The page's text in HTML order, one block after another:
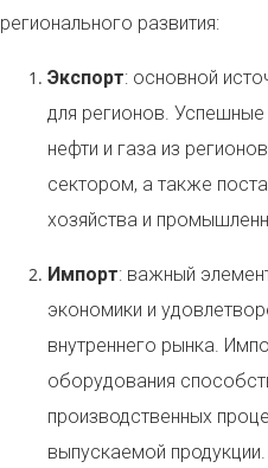
регионального развития:
Экспорт: основной
для регионов.
нефти и газа из
сектором, а также
хозяйства и
Импорт: важный
экономики и
внутреннего рынка.
оборудования
производственных
выпускаемой продукции.